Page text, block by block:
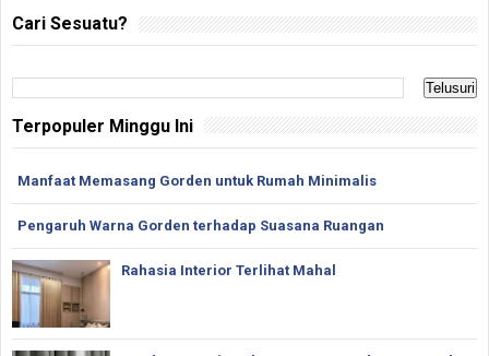
Cari Sesuatu?
Terpopuler Minggu Ini
Manfaat Memasang Gorden untuk Rumah Minimalis
Pengaruh Warna Gorden terhadap Suasana Ruangan
Rahasia Interior Terlihat Mahal